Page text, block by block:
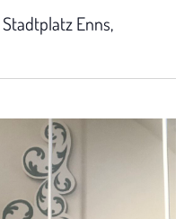
Stadtplatz Enns,